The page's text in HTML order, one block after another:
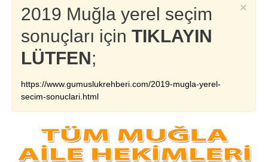
×
2019 Muğla yerel seçim
sonuçları için TIKLAYIN
LÜTFEN;
https://www.gumuslukrehberi.com/2019-mugla-yerel-
secim-sonuclari.html